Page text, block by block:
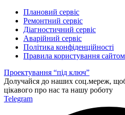
Плановий сервіс
Ремонтний сервіс
Діагностичний сервіс
Аварійний сервіс
Політика конфіденційності
Правила користування сайтом
Проeктування “під ключ”
Долучайся до наших соц.мереж,
цікавого про нас та нашу роботу
Telegram